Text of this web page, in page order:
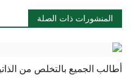
المنشورات ذات الصلة
أطالب الجميع بالتخلص من